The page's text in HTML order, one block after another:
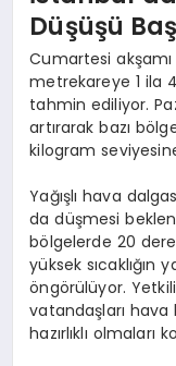
Düşüşü
Cumartesi akşamı
metrekareye 1 ila
tahmin ediliyor.
artırarak bazı
kilogram
Yağışlı hava
da düşmesi
bölgelerde 20
yüksek sıcaklığın
öngörülüyor.
vatandaşları hava
hazırlıklı olmaları